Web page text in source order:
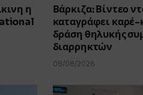
η
Βάρκιζα: Βίντεο
καταγράφει καρέ-
δράση θηλυκής
διαρρηκτών
06/08/2026